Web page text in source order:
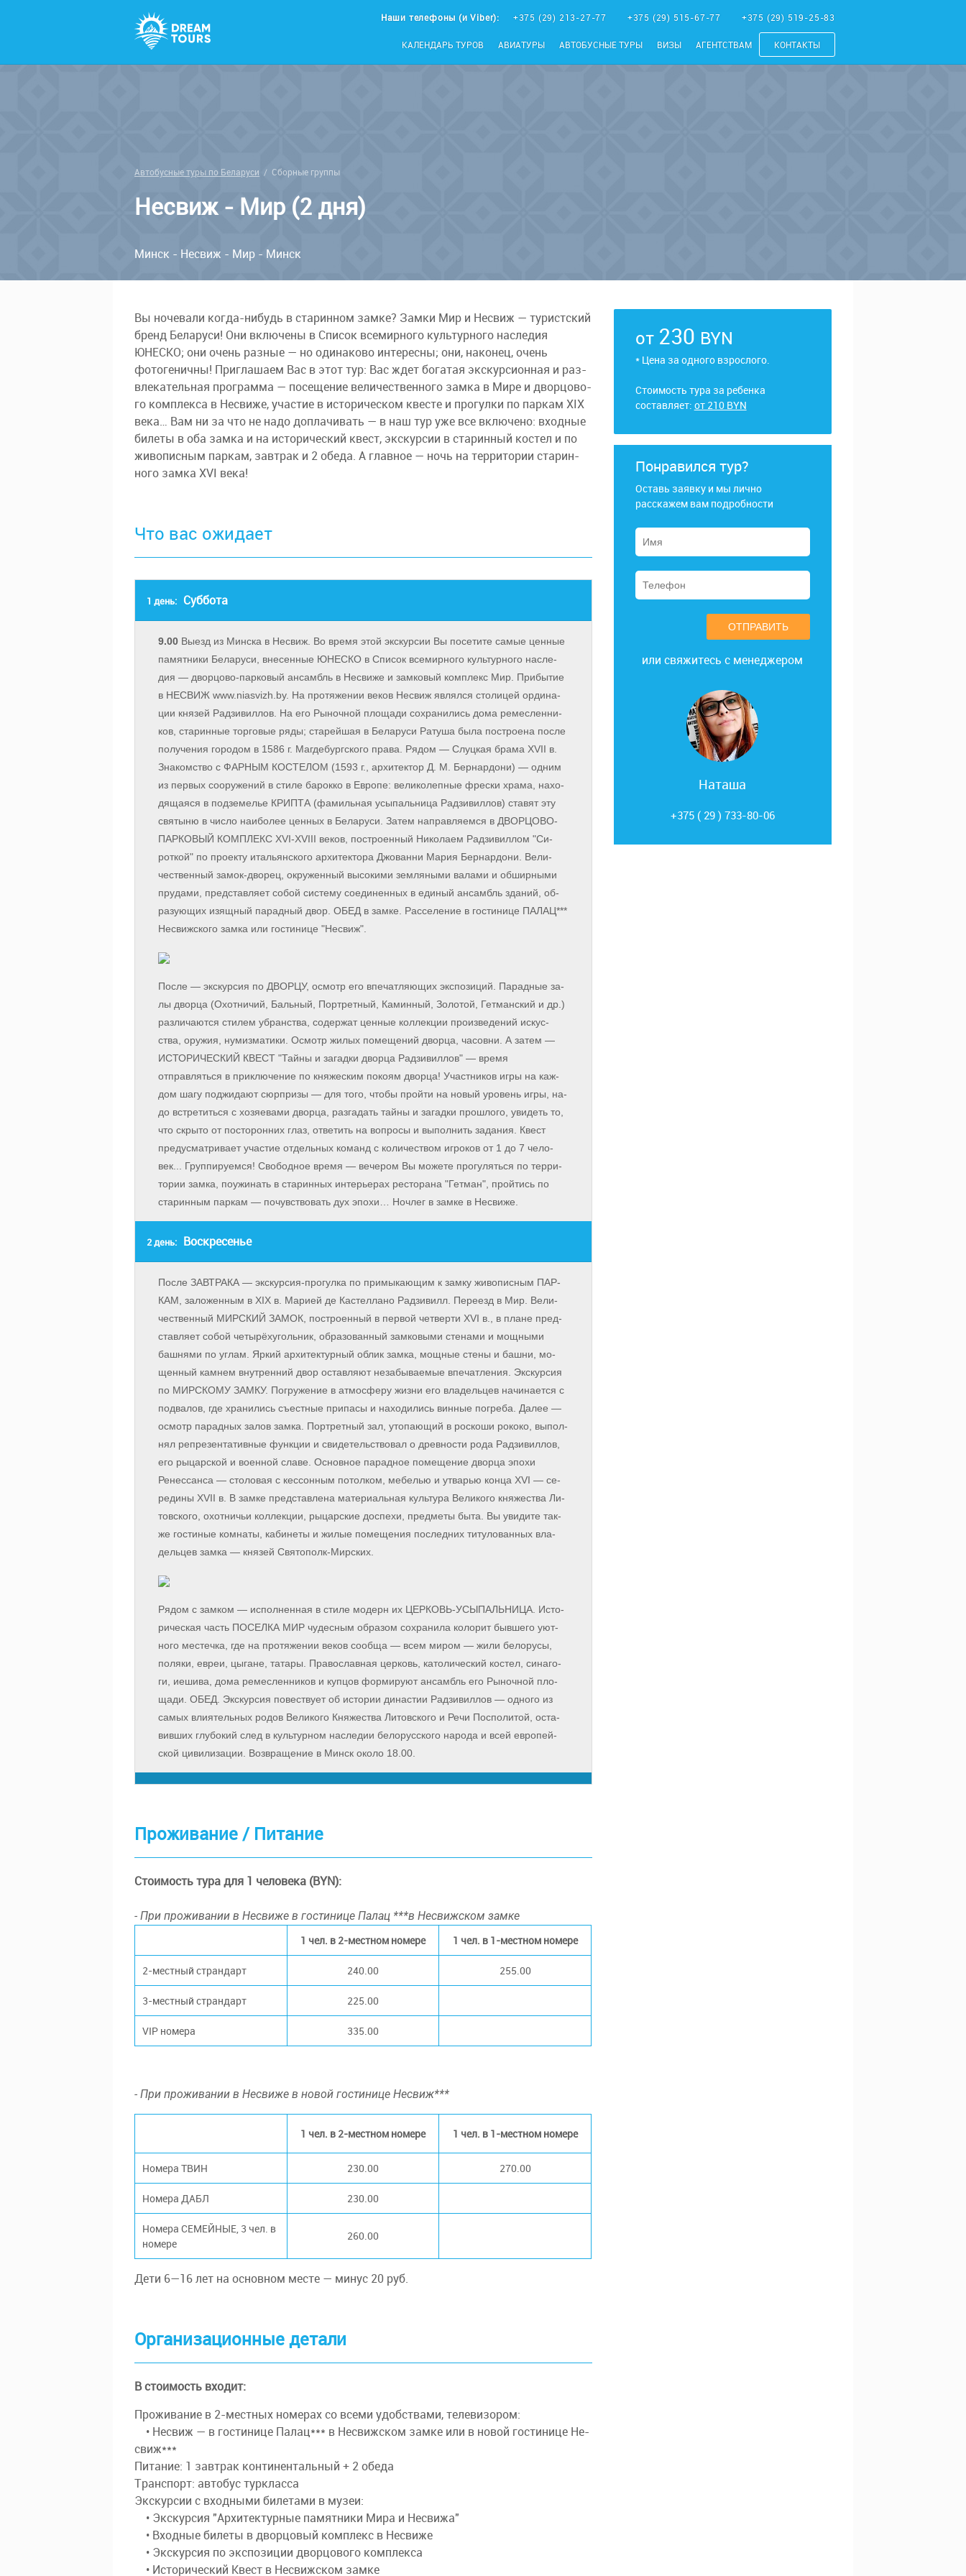
Наши телефоны (и Viber): +375 (29) 213-27-77 +375 (29) 515-67-77 +375 (29) 519-25-83
КАЛЕНДАРЬ ТУРОВ АВИАТУРЫ АВТОБУСНЫЕ ТУРЫ ВИЗЫ АГЕНТСТВАМ КОНТАКТЫ
Автобусные туры по Беларуси / Сборные группы
Несвиж - Мир (2 дня)
Минск - Не­свиж - Мир - Минск
Вы ночевали когда-нибудь в ста­рин­ном зам­ке? Замки Мир и Не­свиж — ту­рист­ский
бренд Бе­ла­ру­си! Они вклю­че­ны в Спи­сок все­мир­но­го куль­тур­но­го на­сле­дия
ЮНЕСКО; они очень раз­ные — но одинаково ин­те­рес­ны; они, на­ко­нец, очень
фотогеничны! Приглашаем Вас в этот тур: Вас ждет бо­га­тая экс­кур­си­он­ная и раз­
вле­ка­тель­ная про­грам­ма — посещение ве­ли­че­ствен­но­го зам­ка в Мире и двор­цо­во­
го ком­плек­са в Не­сви­же, уча­стие в ис­то­ри­че­ском квесте и про­гул­ки по паркам XIХ
ве­ка… Вам ни за что не на­до до­пла­чи­вать — в наш тур уже все вклю­че­но: входные
би­ле­ты в оба зам­ка и на ис­то­ри­че­ский квест, экс­кур­сии в ста­рин­ный ко­стел и по
жи­во­пис­ным паркам, завтрак и 2 обе­да. А глав­ное — ночь на тер­ри­то­рии ста­рин­
но­го зам­ка XVI ве­ка!
Что вас ожидает
1 день: Суббота
9.00 Выезд из Мин­ска в Не­свиж. Во вре­мя этой экс­кур­сии Вы по­се­ти­те са­мые цен­ные
па­мят­ни­ки Бе­ла­ру­си, вне­сен­ные ЮНЕСКО в Спи­сок все­мир­но­го куль­тур­но­го на­сле­
дия — дворцово-парковый ан­самбль в Не­сви­же и зам­ко­вый ком­плекс Мир. При­бы­тие
в НЕСВИЖ www.nias­vizh.by. На про­тя­же­нии ве­ков Не­свиж яв­лял­ся сто­ли­цей ор­ди­на­
ции кня­зей Рад­зи­вил­лов. На его Рыночной пло­ща­ди со­хра­ни­лись до­ма ре­мес­лен­ни­
ков, ста­рин­ные тор­го­вые ря­ды; ста­рей­шая в Бе­ла­ру­си Ратуша бы­ла по­стро­е­на по­сле
по­лу­че­ния го­ро­дом в 1586 г. Маг­де­бург­ско­го пра­ва. Рядом — Слуц­кая бра­ма XVII в.
Зна­ком­ство с ФАРНЫМ КОСТЕЛОМ (1593 г., ар­хи­тек­тор Д. М. Бер­нар­до­ни) — од­ним
из пер­вых со­ору­же­ний в сти­ле ба­рок­ко в Ев­ро­пе: ве­ли­ко­леп­ные фрес­ки хра­ма, на­хо­
дя­ща­я­ся в под­зе­ме­лье КРИПТА (фа­миль­ная усы­паль­ни­ца Рад­зи­вил­лов) ста­вят эту
свя­ты­ню в чис­ло наи­бо­лее цен­ных в Бе­ла­ру­си. За­тем на­прав­ля­ем­ся в ДВОРЦОВО-
ПАРКОВЫЙ КОМПЛЕКС XVI-XVIII ве­ков, по­стро­ен­ный Ни­ко­ла­ем Рад­зи­вил­лом "Си­
рот­кой" по про­ек­ту ита­льян­ско­го ар­хи­тек­то­ра Джо­ван­ни Ма­рия Бер­нар­до­ни. Ве­ли­
чест­вен­ный замок-дворец, окру­жен­ный вы­со­ки­ми зем­ля­ны­ми ва­ла­ми и об­шир­ны­ми
пру­да­ми, пред­став­ля­ет со­бой си­сте­му со­еди­нен­ных в еди­ный ан­самбль зда­ний, об­
ра­зую­щих изящ­ный па­рад­ный двор. ОБЕД в зам­ке. Расселение в го­сти­ни­це ПАЛАЦ***
Несвиж­ско­го зам­ка или го­сти­ни­це "Не­свиж".
После — экскурсия по ДВОРЦУ, осмотр его впе­чат­ляю­щих экс­по­зи­ций. Парадные за­
лы двор­ца (Охот­ни­чий, Баль­ный, Порт­рет­ный, Ка­мин­ный, Зо­ло­той, Гет­ман­ский и др.)
раз­ли­ча­ют­ся сти­лем убран­ства, со­дер­жат цен­ные кол­лек­ции про­из­ве­де­ний ис­кус­
ства, ору­жия, ну­миз­ма­ти­ки. Осмотр жи­лых по­ме­ще­ний двор­ца, ча­сов­ни. А затем —
ИСТОРИЧЕСКИЙ КВЕСТ "Тайны и за­гад­ки двор­ца Рад­зи­вил­лов" — вре­мя
отправляться в приключение по княжеским покоям двор­ца! Участников иг­ры на каж­
дом шагу поджидают сюрпризы — для то­го, что­бы пройти на новый уровень иг­ры, на­
до встретиться с хо­зя­е­ва­ми двор­ца, разгадать тай­ны и за­гад­ки про­шло­го, уви­деть то,
что скрыто от посторонних глаз, ответить на во­про­сы и выполнить задания. Квест
предусматривает уча­стие от­дель­ных команд с ко­ли­че­ством игроков от 1 до 7 че­ло­
век... Группируемся! Сво­бод­ное вре­мя — ве­че­ром Вы мо­же­те про­гу­лять­ся по тер­ри­
то­рии зам­ка, по­ужи­нать в ста­рин­ных ин­те­рье­рах ре­сто­ра­на "Гет­ман", прой­тись по
ста­рин­ным паркам — по­чув­ство­вать дух эпо­хи… Ноч­лег в зам­ке в Не­сви­же.
2 день: Воскресенье
После ЗАВТРАКА — экскурсия-прогулка по при­мы­каю­щим к зам­ку жи­во­пис­ным ПАР­
КАМ, за­ло­жен­ным в XIX в. Ма­ри­ей де Ка­стел­ла­но Рад­зи­вилл. Пе­ре­езд в Мир. Ве­ли­
чест­вен­ный МИР­СКИЙ ЗА­МОК, по­стро­ен­ный в пер­вой чет­вер­ти XVI в., в пла­не пред­
став­ля­ет со­бой че­ты­рёх­уголь­ник, об­ра­зо­ван­ный зам­ко­вы­ми сте­на­ми и мощ­ны­ми
баш­ня­ми по уг­лам. Яркий ар­хи­тек­тур­ный об­лик зам­ка, мощ­ные сте­ны и баш­ни, мо­
щен­ный кам­нем внут­рен­ний двор остав­ля­ют не­за­бы­вае­мые впе­чат­ле­ния. Экс­кур­сия
по МИРСКОМУ ЗАМ­КУ. По­гру­же­ние в ат­мо­сфе­ру жиз­ни его вла­дель­цев на­чи­на­ет­ся с
под­ва­лов, где хра­ни­лись съе­ст­ные при­па­сы и на­хо­ди­лись вин­ные по­гре­ба. Да­лее —
осмотр па­рад­ных за­лов зам­ка. Порт­рет­ный зал, уто­па­ю­щий в рос­ко­ши ро­ко­ко, вы­пол­
нял ре­пре­зен­та­тив­ные функ­ции и сви­де­тель­ство­вал о древ­но­сти ро­да Рад­зи­вил­лов,
его ры­цар­ской и во­ен­ной сла­ве. Ос­нов­ное па­рад­ное по­ме­ще­ние двор­ца эпо­хи
Ренессанса — сто­ло­вая с кес­сон­ным по­тол­ком, ме­бе­лью и утва­рью кон­ца XVI — се­
ре­ди­ны XVII в. В зам­ке пред­став­ле­на ма­те­ри­аль­ная куль­ту­ра Ве­ли­ко­го княжества Ли­
тов­ско­го, охот­ни­чьи кол­лек­ции, ры­цар­ские до­спе­хи, пред­ме­ты бы­та. Вы уви­ди­те так­
же го­сти­ные ком­на­ты, ка­би­не­ты и жи­лые по­ме­ще­ния по­след­них ти­ту­ло­ван­ных вла­
дель­цев зам­ка — кня­зей Святополк-Мирских.
Рядом с зам­ком — ис­пол­нен­ная в сти­ле мо­дерн их ЦЕРКОВЬ-УСЫПАЛЬНИЦА. Ис­то­
ри­че­ская часть ПО­СЕЛКА МИР чу­дес­ным об­ра­зом со­хра­ни­ла ко­ло­рит быв­ше­го уют­
но­го ме­с­теч­ка, где на про­тя­же­нии ве­ков со­об­ща — всем ми­ром — жи­ли бе­ло­ру­сы,
по­ля­ки, евреи, цы­га­не, та­та­ры. Пра­во­слав­ная цер­ковь, ка­то­ли­че­ский ко­стел, си­на­го­
ги, ие­ши­ва, до­ма ре­мес­лен­ни­ков и куп­цов фор­ми­ру­ют ан­самбль его Рыночной пло­
ща­ди. ОБЕД. Экс­кур­сия по­вест­ву­ет об ис­то­рии ди­на­стии Рад­зи­вил­лов — од­но­го из
са­мых вли­я­тель­ных ро­дов Ве­ли­ко­го Кня­же­ства Ли­тов­ско­го и Ре­чи Поспо­ли­той, оста­
вив­ших глу­бо­кий след в куль­тур­ном на­сле­дии бе­ло­рус­ско­го на­ро­да и всей ев­ро­пей­
ской ци­ви­ли­за­ции. Воз­вра­ще­ние в Минск око­ло 18.00.
от 230 BYN
* Цена за одного взрослого.
Стоимость тура за ребенка
составляет: от 210 BYN
Понравился тур?
Оставь заявку и мы лично
расскажем вам подробности
ОТПРАВИТЬ
или свяжитесь с менеджером
Наташа
+375 ( 29 ) 733-80-06
Проживание / Питание
Стоимость тура для 1 человека (BYN):
- При проживании в Несвиже в гостинице Палац ***в Несвижском замке
1 чел. в 2-местном номере
1 чел. в 1-местном номере
2-местный страндарт 240.00 255.00
3-местный страндарт 225.00
VIP номера 335.00
- При проживании в Несвиже в новой гостинице Несвиж***
1 чел. в 2-местном номере 1 чел. в 1-местном номере
Номера ТВИН 230.00 270.00
Номера ДАБЛ 230.00
Номера СЕМЕЙНЫЕ, 3 чел. в
номере
260.00
Дети 6—16 лет на основном месте — минус 20 руб.
Организационные детали
В стоимость входит:
Про­жи­ва­ние в 2-местных но­ме­рах со все­ми удоб­ства­ми, те­ле­ви­зо­ром:
• Не­свиж — в го­сти­ни­це Па­лац*** в Не­свиж­ском зам­ке или в но­вой го­сти­ни­це Не­
свиж***
Питание: 1 завтрак кон­ти­нен­таль­ный + 2 обе­да
Транс­порт: ав­то­бус турк­лас­са
Экскурсии с вход­ны­ми би­ле­та­ми в му­зеи:
• Экс­кур­сия "Архитектурные па­мят­ни­ки Мира и Несвижа"
• Вход­ные би­ле­ты в двор­цо­вый ком­плекс в Не­сви­же
• Экс­кур­сия по экс­по­зи­ции двор­цо­во­го ком­плек­са
• Исторический Квест в Не­свиж­ском зам­ке